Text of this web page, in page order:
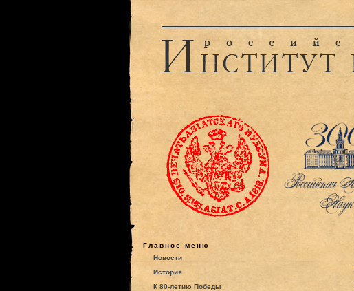
Главное меню
Новости
История
К 80-летию Победы